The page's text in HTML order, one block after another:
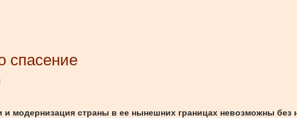
спасение
и модернизация страны в ее нынешних границах невозможны без